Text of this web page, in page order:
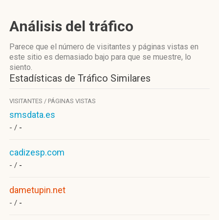
Análisis del tráfico
Parece que el número de visitantes y páginas vistas en
este sitio es demasiado bajo para que se muestre, lo
siento.
Estadísticas de Tráfico Similares
VISITANTES / PÁGINAS VISTAS
smsdata.es
- / -
cadizesp.com
- / -
dametupin.net
- / -